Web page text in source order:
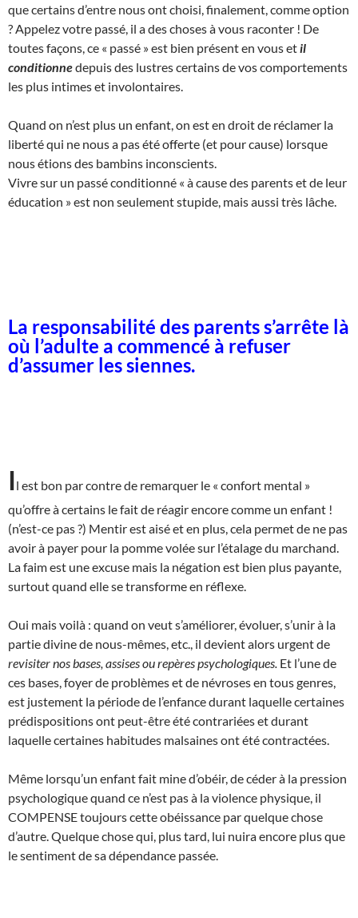
que certains d’entre nous ont choisi, finalement, comme option
? Appelez votre passé, il a des choses à vous raconter ! De
toutes façons, ce « passé » est bien présent en vous et il
conditionnedepuis des lustres certains de vos comportements
les plus intimes et involontaires.
Quand on n’est plus un enfant, on est en droit de réclamer la
liberté qui ne nous a pas été offerte (et pour cause) lorsque
nous étions des bambins inconscients.
Vivre sur un passé conditionné « à cause des parents et de leur
éducation » est non seulement stupide, mais aussi très lâche.
La responsabilité des parents s’arrête là
où l’adulte a commencé à refuser
d’assumer les siennes.
Il est bon par contre de remarquer le « confort mental »
qu’offre à certains le fait de réagir encore comme un enfant !
(n’est-ce pas ?) Mentir est aisé et en plus, cela permet de ne pas
avoir à payer pour la pomme volée sur l’étalage du marchand.
La faim est une excuse mais la négation est bien plus payante,
surtout quand elle se transforme en réflexe.
Oui mais voilà : quand on veut s’améliorer, évoluer, s’unir à la
partie divine de nous-mêmes, etc., il devient alors urgent de
revisiter nos bases, assises ou repères psychologiques. Et l’une de
ces bases, foyer de problèmes et de névroses en tous genres,
est justement la période de l’enfance durant laquelle certaines
prédispositions ont peut-être été contrariées et durant
laquelle certaines habitudes malsaines ont été contractées.
Même lorsqu’un enfant fait mine d’obéir, de céder à la pression
psychologique quand ce n’est pas à la violence physique, il
COMPENSE toujours cette obéissance par quelque chose
d’autre. Quelque chose qui, plus tard, lui nuira encore plus que
le sentiment de sa dépendance passée.